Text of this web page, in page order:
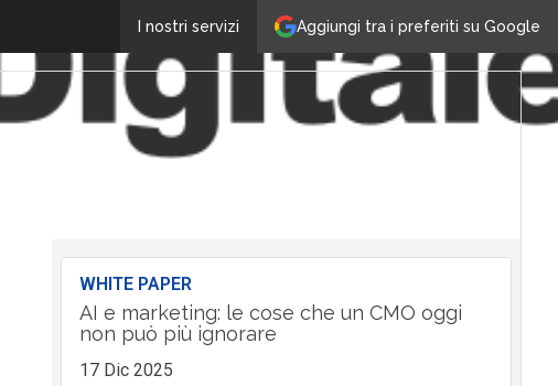
Aggiungi tra i preferiti su Google
I nostri servizi
WHITE PAPER
AI e marketing: le cose che un CMO oggi
non può più ignorare
17 Dic 2025